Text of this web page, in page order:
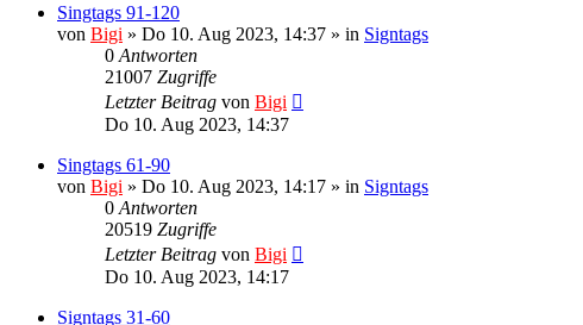
Singtags 91-120
von Bigi » Do 10. Aug 2023, 14:37 » in Signtags
0 Antworten
21007 Zugriffe
Letzter Beitrag von Bigi
Do 10. Aug 2023, 14:37
Singtags 61-90
von Bigi » Do 10. Aug 2023, 14:17 » in Signtags
0 Antworten
20519 Zugriffe
Letzter Beitrag von Bigi
Do 10. Aug 2023, 14:17
Signtags 31-60